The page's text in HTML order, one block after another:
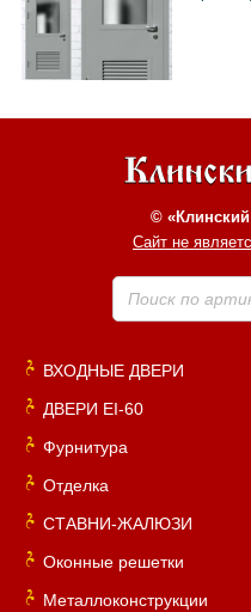
© «Клинский
Сайт не
Поиск по
ВХОДНЫЕ ДВЕРИ
ДВЕРИ EI-60
Фурнитура
Отделка
СТАВНИ-ЖАЛЮЗИ
Оконные решетки
Металлоконструкции